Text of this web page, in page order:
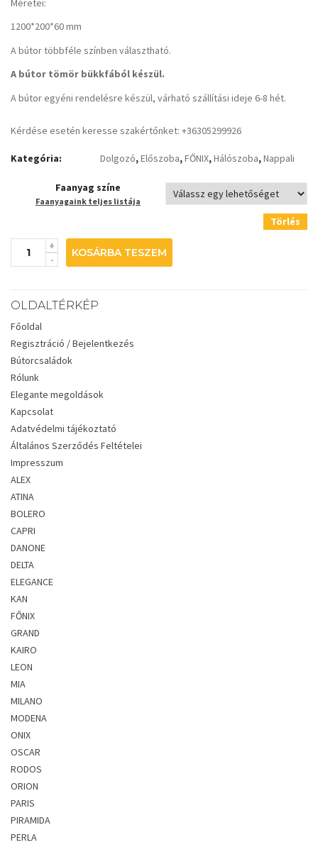
1200*200*60 mm
A bútor többféle színben választható.
A bútor tömör bükkfából készül.
A bútor egyéni rendelésre készül, várható szállítási ideje 6-8 hét.
Kérdése esetén keresse szakértőnket: +36305299926
Kategória: Dolgozó,Előszoba,FŐNIX,Hálószoba,Nappali
Faanyag színe
Faanyagaink teljes listája
Törlés
KOSÁRBA TESZEM
OLDALTÉRKÉP
Főoldal
Regisztráció / Bejelentkezés
Bútorcsaládok
Rólunk
Elegante megoldások
Kapcsolat
Adatvédelmi tájékoztató
Általános Szerződés Feltételei
Impresszum
ALEX
ATINA
BOLERO
CAPRI
DANONE
DELTA
ELEGANCE
KAN
FŐNIX
GRAND
KAIRO
LEON
MIA
MILANO
MODENA
ONIX
OSCAR
RODOS
ORION
PARIS
PIRAMIDA
PERLA